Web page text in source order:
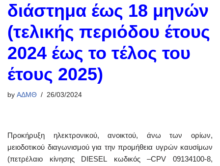
διάστημα έως 18 μηνών
(τελικής περιόδου έτους
2024 έως το τέλος του
έτους 2025)
by ΑΔΜΘ 26/03/2024
Προκήρυξη ηλεκτρονικού, ανοικτού, άνω των ορίων,
μειοδοτικού διαγωνισμού για την προμήθεια υγρών καυσίμων
(πετρέλαιο κίνησης DIESEL κωδικός –CPV 09134100-8,